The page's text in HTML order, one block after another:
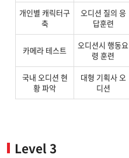
개인별 캐릭터구
축
오디션 질의 응
답훈련
카메라 테스트
오디션시 행동요
령 훈련
국내 오디션 현
황 파악
대형 기획사 오
디션
Level 3